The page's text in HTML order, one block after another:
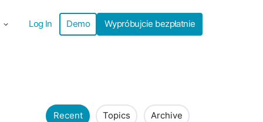
Log In Demo Wypróbujcie bezpłatnie
Recent Topics Archive